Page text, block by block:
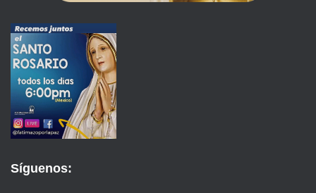
Síguenos: